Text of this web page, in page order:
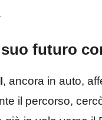
futuro
, ancora in auto,
il percorso,